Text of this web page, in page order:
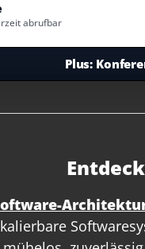
abrufbar
Plus: